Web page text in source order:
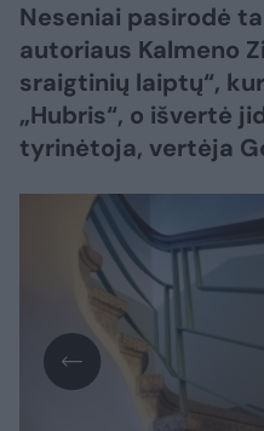
Neseniai pasirodė
autoriaus Kalmeno
sraigtinių laiptų“,
„Hubris“, o išvertė
tyrinėtoja, vertėja